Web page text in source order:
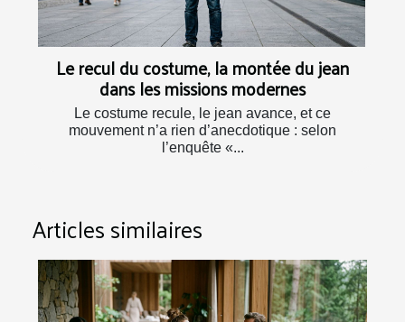
Le recul du costume, la montée du jean
dans les missions modernes
Le costume recule, le jean avance, et ce
mouvement n’a rien d’anecdotique : selon
l’enquête «...
Articles similaires